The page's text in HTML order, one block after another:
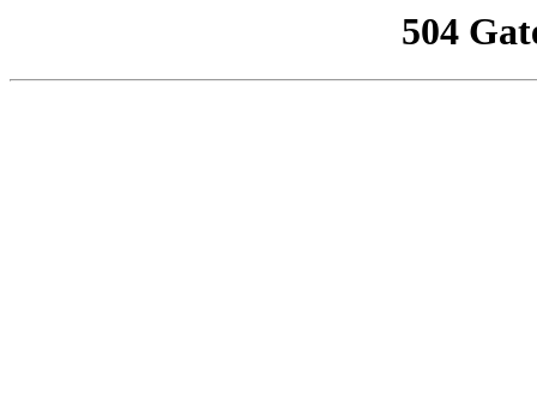
504